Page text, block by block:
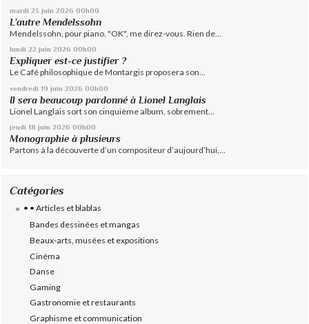
mardi 23 juin 2026 00h00
L’autre Mendelssohn
Mendelssohn, pour piano. "OK", me direz-vous. Rien de...
lundi 22 juin 2026 00h00
Expliquer est-ce justifier ?
Le Café philosophique de Montargis proposera son...
vendredi 19 juin 2026 00h00
Il sera beaucoup pardonné à Lionel Langlais
Lionel Langlais sort son cinquième album, sobrement...
jeudi 18 juin 2026 00h00
Monographie à plusieurs
Partons à la découverte d’un compositeur d’aujourd’hui,...
Catégories
• • Articles et blablas
Bandes dessinées et mangas
Beaux-arts, musées et expositions
Cinéma
Danse
Gaming
Gastronomie et restaurants
Graphisme et communication